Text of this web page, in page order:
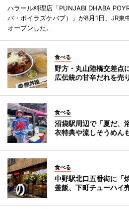
ハラール料理店「PUNJABI DHABA
バ・ポイラズケバブ）」が8月1日、JR東
オープンした。
食べる
野方・丸山陸橋交差
広伝統の甘辛だれを売
食べる
沼袋駅周辺で「夏だ
衣特典や流しそうめん
食べる
中野駅北口五番街に「
釜飯、下町チューハイ